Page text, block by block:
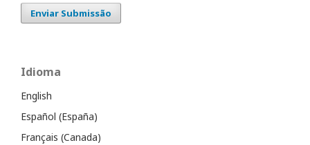
Enviar Submissão
Idioma
English
Español (España)
Français (Canada)